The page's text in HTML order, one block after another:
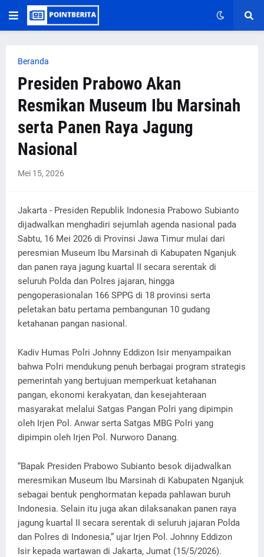
Beranda
Presiden Prabowo Akan
Resmikan Museum Ibu Marsinah
serta Panen Raya Jagung
Nasional
Mei 15, 2026
Jakarta - Presiden Republik Indonesia Prabowo Subianto
dijadwalkan menghadiri sejumlah agenda nasional pada
Sabtu, 16 Mei 2026 di Provinsi Jawa Timur mulai dari
peresmian Museum Ibu Marsinah di Kabupaten Nganjuk
dan panen raya jagung kuartal II secara serentak di
seluruh Polda dan Polres jajaran, hingga
pengoperasionalan 166 SPPG di 18 provinsi serta
peletakan batu pertama pembangunan 10 gudang
ketahanan pangan nasional.
Kadiv Humas Polri Johnny Eddizon Isir menyampaikan
bahwa Polri mendukung penuh berbagai program strategis
pemerintah yang bertujuan memperkuat ketahanan
pangan, ekonomi kerakyatan, dan kesejahteraan
masyarakat melalui Satgas Pangan Polri yang dipimpin
oleh Irjen Pol. Anwar serta Satgas MBG Polri yang
dipimpin oleh Irjen Pol. Nurworo Danang.
“Bapak Presiden Prabowo Subianto besok dijadwalkan
meresmikan Museum Ibu Marsinah di Kabupaten Nganjuk
sebagai bentuk penghormatan kepada pahlawan buruh
Indonesia. Selain itu juga akan dilaksanakan panen raya
jagung kuartal II secara serentak di seluruh jajaran Polda
dan Polres di Indonesia,” ujar Irjen Pol. Johnny Eddizon
Isir kepada wartawan di Jakarta, Jumat (15/5/2026).